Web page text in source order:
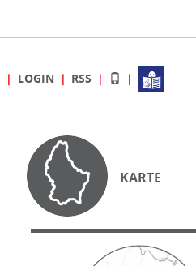
LOGIN RSS
KARTE